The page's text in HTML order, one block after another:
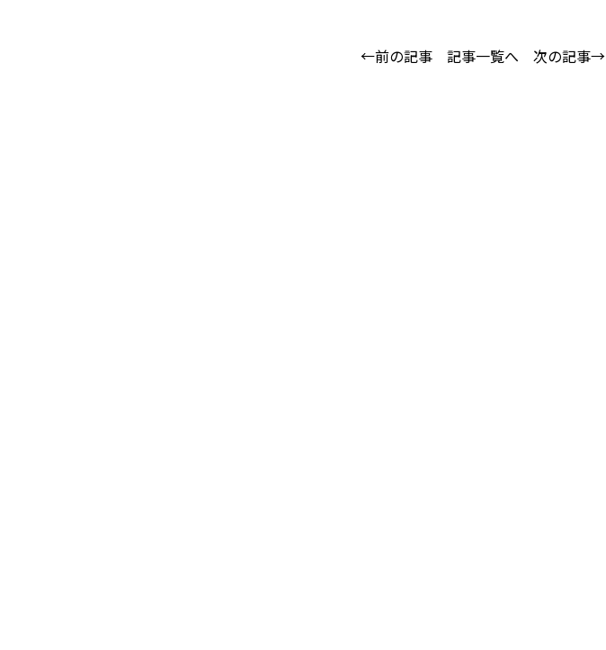
←前の記事 記事一覧へ 次の記事→